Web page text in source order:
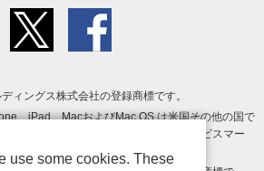
ィングス株式会社の登録商標です。
、iPad、MacおよびMac OS は米国その他の国で
標です。App Store は Apple Inc. のサービスマー
use some cookies. These